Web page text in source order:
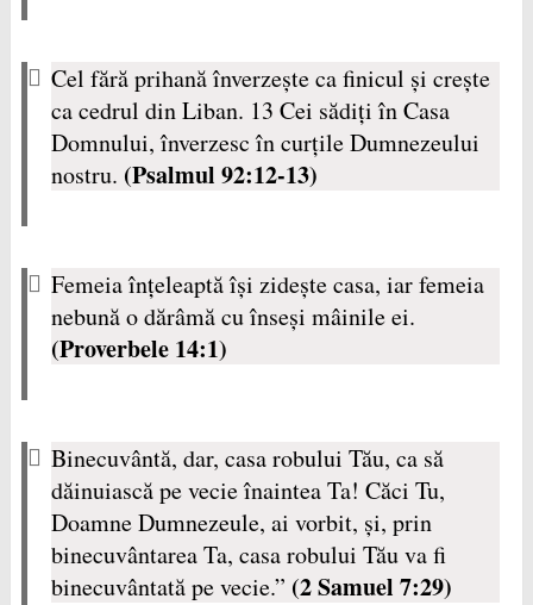
Cel fără prihană înverzeşte ca finicul şi creşte
ca cedrul din Liban. 13 Cei sădiţi în Casa
Domnului, înverzesc în curţile Dumnezeului
nostru. (Psalmul 92:12-13)
Femeia înţeleaptă îşi zideşte casa, iar femeia
nebună o dărâmă cu înseşi mâinile ei.
(Proverbele 14:1)
Binecuvântă, dar, casa robului Tău, ca să
dăinuiască pe vecie înaintea Ta! Căci Tu,
Doamne Dumnezeule, ai vorbit, şi, prin
binecuvântarea Ta, casa robului Tău va fi
binecuvântată pe vecie.” (2 Samuel 7:29)